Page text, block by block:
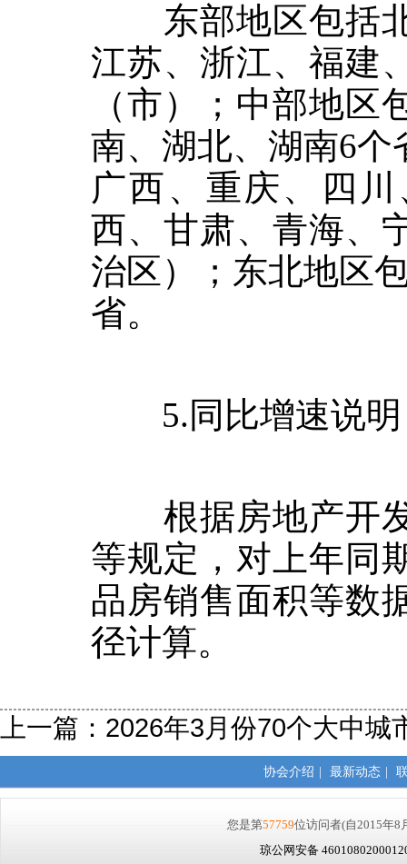
东部地区包括北
江苏、浙江、福建
（市）；中部地
南、湖北、湖南6个
广西、重庆、四
西、甘肃、青海、
治区）；东北地区
省。
5.同比增速说明
根据房地产开发
等规定，对上年同
品房销售面积等数
径计算。
上一篇： 2026年3月份70个大中城
协会介绍 最新动态
您是第57759位访问者(自2015年8
琼公网安备